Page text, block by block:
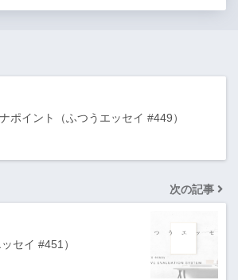
ポイント（ふつうエッセイ #449）
次の記事
セイ #451）